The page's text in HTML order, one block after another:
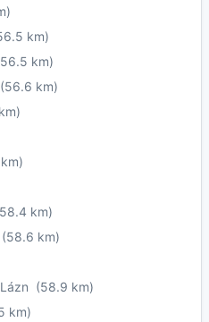
km)
km)
(56.6 km)
km)
(58.6 km)
(58.9 km)
km)